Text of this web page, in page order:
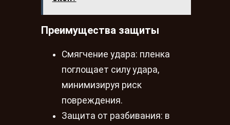
Преимущества защиты
Смягчение удара: пленка
поглощает силу удара,
минимизируя риск
повреждения.
Защита от разбивания: в